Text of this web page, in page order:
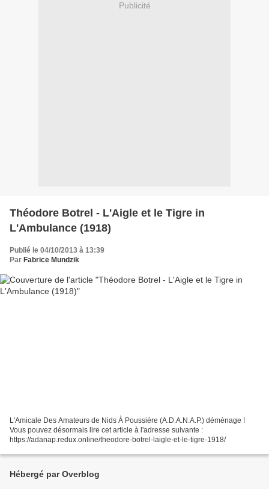
Publicité
Théodore Botrel - L'Aigle et le Tigre in
L'Ambulance (1918)
Publié le 04/10/2013 à 13:39
Par Fabrice Mundzik
L'Amicale Des Amateurs de Nids À Poussière (A.D.A.N.A.P.) déménage !
Vous pouvez désormais lire cet article à l'adresse suivante :
https://adanap.redux.online/theodore-botrel-laigle-et-le-tigre-1918/
Hébergé par Overblog